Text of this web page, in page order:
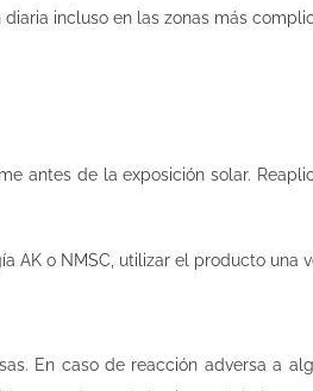
incluso en las zonas más
antes de la exposición solar.
AK o NMSC, utilizar el producto una
En caso de reacción adversa a